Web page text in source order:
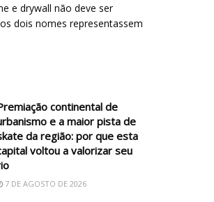
e drywall não deve ser
dois nomes representassem
continental de
e a maior pista de
da região: por que esta
voltou a valorizar seu
7 DE AGOSTO DE 2026